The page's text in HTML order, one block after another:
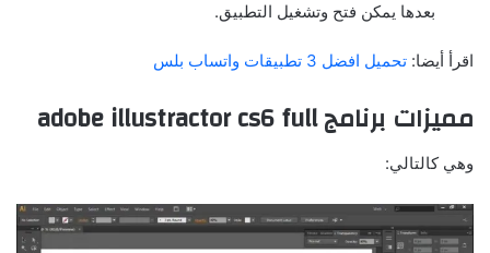
بعدها يمكن فتح وتشغيل التطبيق.
اقرأ أيضا: تحميل افضل 3 تطبيقات واتساب بلس
مميزات برنامج adobe illustractor cs6 full
وهي كالتالي: